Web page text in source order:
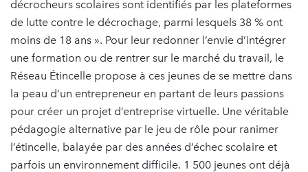
décrocheurs scolaires sont identifiés par les plateformes
de lutte contre le décrochage, parmi lesquels 38 % ont
moins de 18 ans ». Pour leur redonner l’envie d’intégrer
une formation ou de rentrer sur le marché du travail, le
Réseau Étincelle propose à ces jeunes de se mettre dans
la peau d’un entrepreneur en partant de leurs passions
pour créer un projet d’entreprise virtuelle. Une véritable
pédagogie alternative par le jeu de rôle pour ranimer
l’étincelle, balayée par des années d’échec scolaire et
parfois un environnement difficile. 1 500 jeunes ont déjà